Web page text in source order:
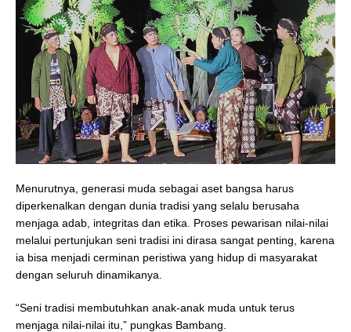
Menurutnya, generasi muda sebagai aset bangsa harus
diperkenalkan dengan dunia tradisi yang selalu berusaha
menjaga adab, integritas dan etika. Proses pewarisan nilai-nilai
melalui pertunjukan seni tradisi ini dirasa sangat penting, karena
ia bisa menjadi cerminan peristiwa yang hidup di masyarakat
dengan seluruh dinamikanya.
“Seni tradisi membutuhkan anak-anak muda untuk terus
menjaga nilai-nilai itu,” pungkas Bambang.